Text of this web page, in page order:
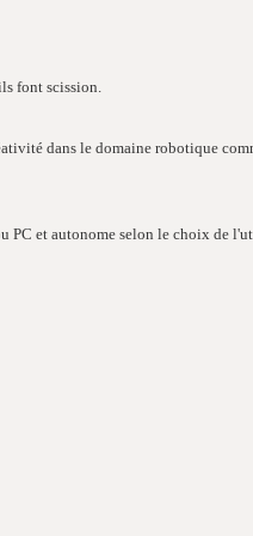
font scission.
dans le domaine robotique
PC et autonome selon le choix de